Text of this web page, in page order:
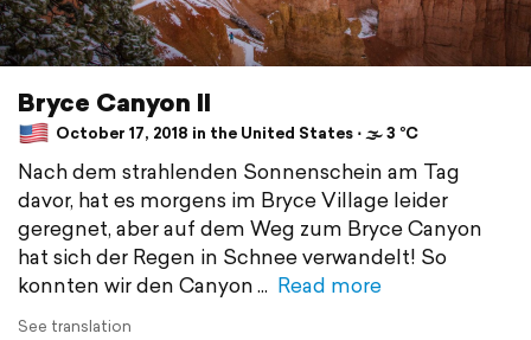
Bryce Canyon II
October 17, 2018 in the United States ⋅ 🌫 3 °C
Nach dem strahlenden Sonnenschein am Tag
davor, hat es morgens im Bryce Village leider
geregnet, aber auf dem Weg zum Bryce Canyon
hat sich der Regen in Schnee verwandelt! So
konnten wir den Canyon
Read more
See translation